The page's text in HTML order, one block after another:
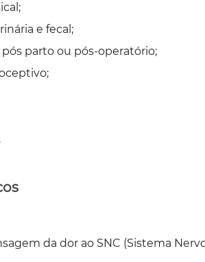
e fecal;
parto ou pós-operatório;
da dor ao SNC (Sistema